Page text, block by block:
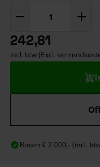
242,81
incl. btw (Excl.
Boven € 2.000,- (incl.